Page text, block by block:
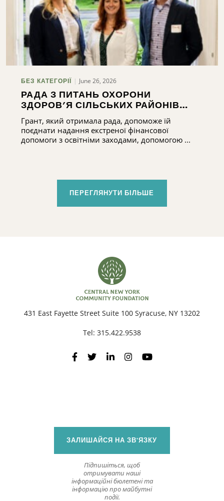
БЕЗ КАТЕГОРІЇ June 26, 2026
РАДА З ПИТАНЬ ОХОРОНИ
ЗДОРОВ’Я СІЛЬСЬКИХ РАЙОНІВ
ОКРУГУ МЕДІСОН БУЛА ОБРАНА
МЕШКАНЦЯМИ ОКРУГУ МЕДІСОН
ДЛЯ ОТРИМАННЯ 75 ТИС. ДОЛАРІВ
НА РЕАЛІЗАЦІЮ ЗАХОДІВ ЩОДО
Грант, який отримала рада, допоможе їй
поєднати надання екстреної фінансової
допомоги з освітніми заходами, допомогою ...
ПЕРЕГЛЯНУТИ БІЛЬШЕ
431 East Fayette Street Suite 100 Syracuse, NY 13202
Tel: 315.422.9538
ЗАЛИШАЙСЯ НА ЗВ'ЯЗКУ
Підпишіться, щоб
отримувати наші
інформаційні бюлетені та
інформацію про майбутні
події.